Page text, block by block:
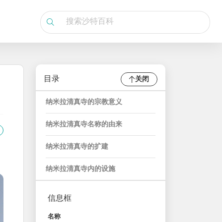
目录 关闭
纳米拉清真寺的宗教意义
纳米拉清真寺名称的由来
纳米拉清真寺的扩建
纳米拉清真寺内的设施
信息框
名称